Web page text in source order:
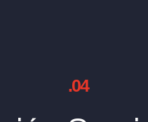
.04